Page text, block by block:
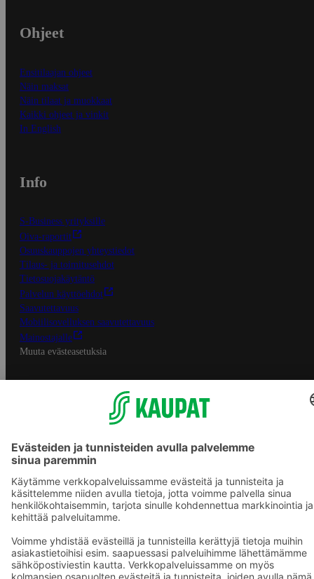
Ohjeet
Ensitilaajan ohjeet
Näin maksat
Näin tilaat ja muokkaat
Kaikki ohjeet ja vinkit
In English
Info
S-Business yrityksille
Oiva-raportit
Osuuskauppojen yhteystiedot
Tilaus- ja toimitusehdot
Tietosuojakäytäntö
Palvelun käyttöehdot
Saavutettavuus
Mobiilisovelluksen saavutettavuus
Mainostajalle
Muuta evästeasetuksia
S-ryhmän palvelut
S-ryhmä
Asiakasomistajuus
Yhteishyvä Ruoka -sovellus
S-ostoslista -sovellus
Prisma.fi
Sokos.fi
S-Pankki
Yhteishyvä
Sokos Hotels